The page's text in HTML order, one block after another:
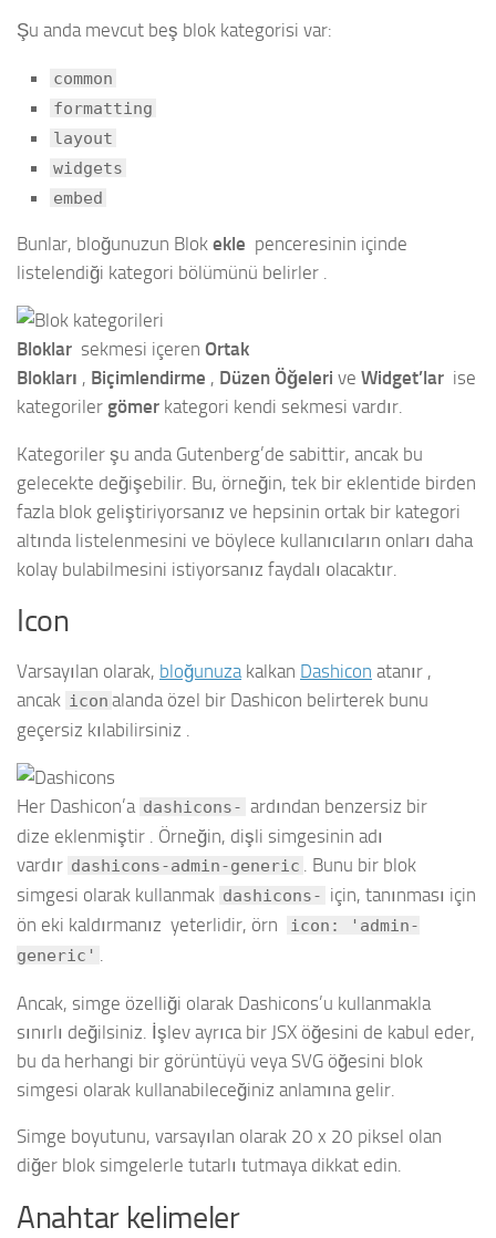
Şu anda mevcut beş blok kategorisi var:
common
formatting
layout
widgets
embed
Bunlar, bloğunuzun Blok ekle penceresinin içinde
listelendiği kategori bölümünü belirler .
Bloklar sekmesi içeren Ortak
Blokları , Biçimlendirme , Düzen Öğeleri ve Widget’lar ise
kategoriler gömer kategori kendi sekmesi vardır.
Kategoriler şu anda Gutenberg’de sabittir, ancak bu
gelecekte değişebilir. Bu, örneğin, tek bir eklentide birden
fazla blok geliştiriyorsanız ve hepsinin ortak bir kategori
altında listelenmesini ve böylece kullanıcıların onları daha
kolay bulabilmesini istiyorsanız faydalı olacaktır.
Icon
Varsayılan olarak, bloğunuzakalkan Dashicon atanır ,
ancak icon alanda özel bir Dashicon belirterek bunu
geçersiz kılabilirsiniz .
Her Dashicon’a dashicons- ardından benzersiz bir
dize eklenmiştir . Örneğin, dişli simgesinin adı
vardır dashicons-admin-generic . Bunu bir blok
simgesi olarak kullanmak dashicons- için, tanınması için
ön eki kaldırmanız yeterlidir, örn
icon: 'admin-
generic' .
Ancak, simge özelliği olarak Dashicons’u kullanmakla
sınırlı değilsiniz. İşlev ayrıca bir JSX öğesini de kabul eder,
bu da herhangi bir görüntüyü veya SVG öğesini blok
simgesi olarak kullanabileceğiniz anlamına gelir.
Simge boyutunu, varsayılan olarak 20 x 20 piksel olan
diğer blok simgelerle tutarlı tutmaya dikkat edin.
Anahtar kelimeler